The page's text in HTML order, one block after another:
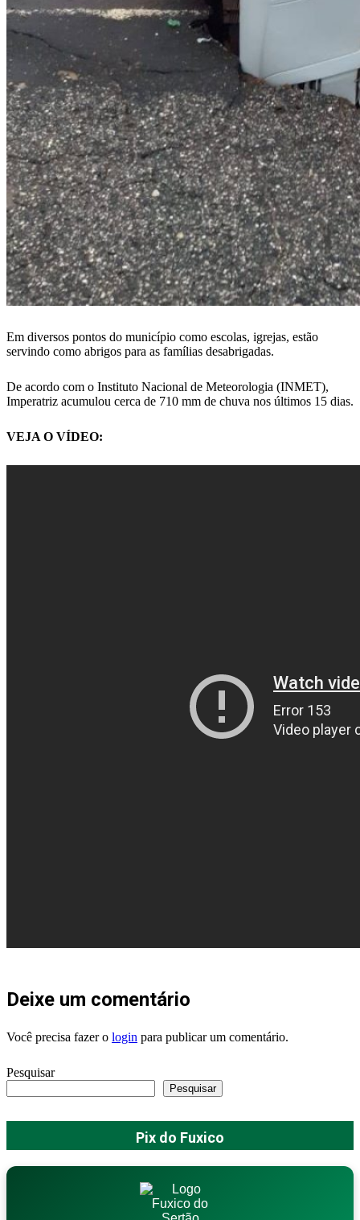
Em diversos pontos do município como escolas, igrejas, estão
servindo como abrigos para as famílias desabrigadas.
De acordo com o Instituto Nacional de Meteorologia (INMET),
Imperatriz acumulou cerca de 710 mm de chuva nos últimos 15 dias.
VEJA O VÍDEO:
Deixe um comentário
Você precisa fazer o login para publicar um comentário.
Pesquisar
Pesquisar
Pix do Fuxico